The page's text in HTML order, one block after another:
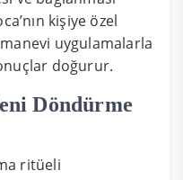
kişiye özel
manevi uygulamalarla
doğurur.
Döndürme
ritüeli